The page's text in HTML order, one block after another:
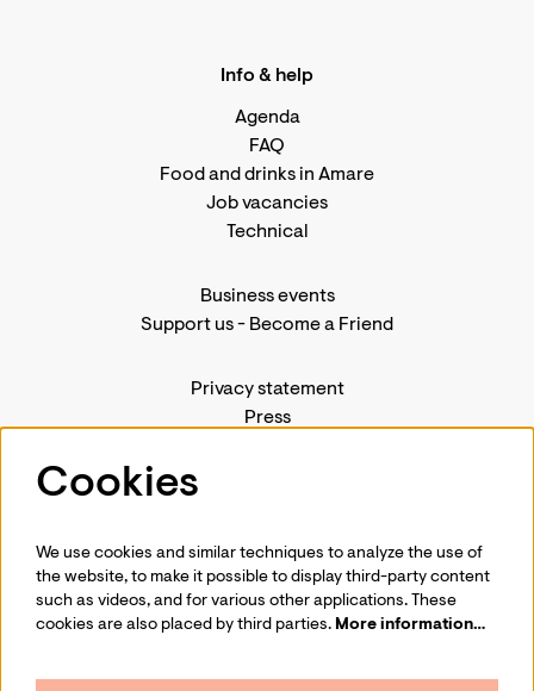
Info & help
Agenda
FAQ
Food and drinks in Amare
Job vacancies
Technical
Business events
Support us- Become a Friend
Privacy statement
Press
Follow us
Cookies
We use cookies and similar techniques to analyze the use of
the website, to make it possible to display third-party content
such as videos, and for various other applications. These
cookies are also placed by third parties. More information…